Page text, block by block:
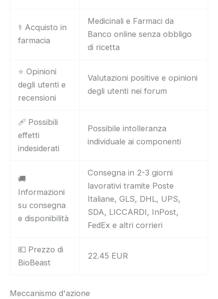
⚕️ Acquisto in
farmacia
Medicinali e Farmaci da
Banco online senza obbligo
di ricetta
⭐ Opinioni
degli utenti e
recensioni
Valutazioni positive e opinioni
degli utenti nei forum
🩹 Possibili
effetti
indesiderati
Possibile intolleranza
individuale ai componenti
🚚
Informazioni
su consegna
e disponibilità
Consegna in 2-3 giorni
lavorativi tramite Poste
Italiane, GLS, DHL, UPS,
SDA, LICCARDI, InPost,
FedEx e altri corrieri
💶 Prezzo di
BioBeast
22.45 EUR
Meccanismo d'azione